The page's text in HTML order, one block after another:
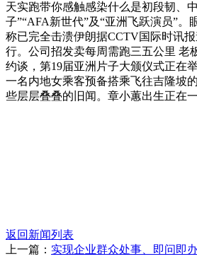
天实跑带你感触感染什么是初段韧、
子”“AFA新世代”及“亚洲飞跃演员”
称已完全击溃伊朗据CCTV国际时讯
行。公司招发卖每周需跑三五公里 老
约谈，第19届亚洲片子大颁仪式正在
一名内地女乘客预备搭乘飞往吉隆坡
些层层叠叠的旧闻。章小蕙出生正在
返回新闻列表
上一篇： 实现企业群众处事、即问即